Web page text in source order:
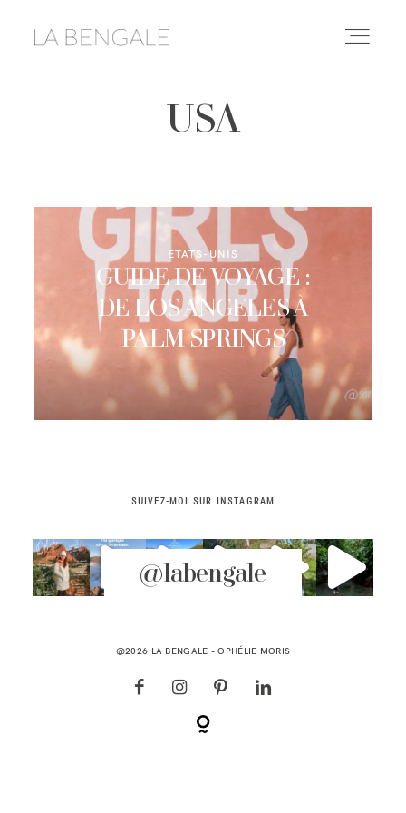
LE YOGA
CONSEILS & ASTUCES
À PROPOS
USA
ETATS-UNIS
GUIDE DE VOYAGE :
DE LOS ANGELES À
PALM SPRINGS
SUIVEZ-MOI SUR INSTAGRAM
@labengale
@2026 LA BENGALE -OPHÉLIE MORIS